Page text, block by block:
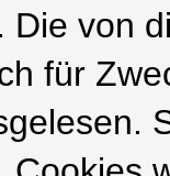
Die von
für